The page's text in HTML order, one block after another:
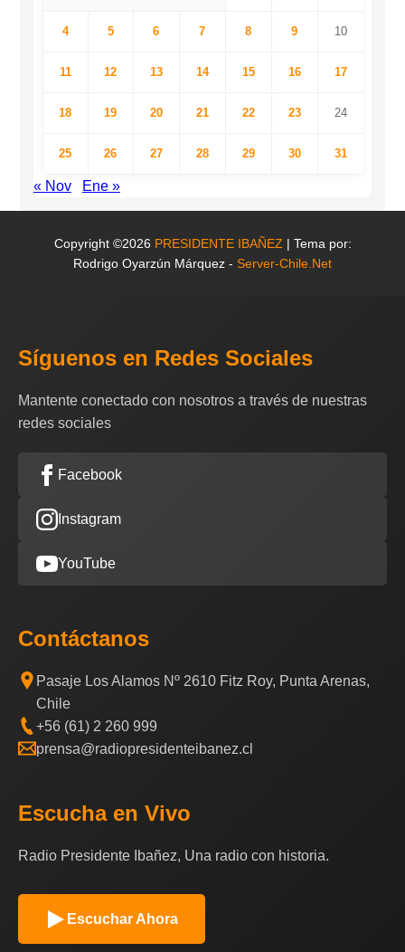
4 5 6 7 8 9 10
11 12 13 14 15 16 17
18 19 20 21 22 23 24
25 26 27 28 29 30 31
« Nov Ene »
Copyright ©2026 PRESIDENTE IBAÑEZ | Tema por:
Rodrigo Oyarzún Márquez - Server-Chile.Net
Síguenos en Redes Sociales
Mantente conectado con nosotros a través de nuestras
redes sociales
Facebook
Instagram
YouTube
Contáctanos
Pasaje Los Alamos Nº 2610 Fitz Roy, Punta Arenas,
Chile
+56 (61) 2 260 999
prensa@radiopresidenteibanez.cl
Escucha en Vivo
Radio Presidente Ibañez, Una radio con historia.
Escuchar Ahora